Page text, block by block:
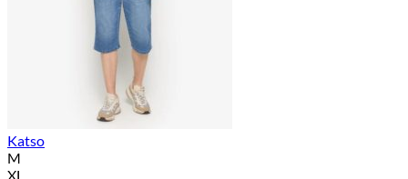
Katso
M
XL